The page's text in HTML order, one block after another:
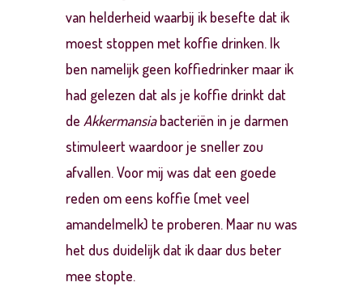
van helderheid waarbij ik besefte dat ik
moest stoppen met koffie drinken. Ik
ben namelijk geen koffiedrinker maar ik
had gelezen dat als je koffie drinkt dat
de Akkermansiabacteriën in je darmen
stimuleert waardoor je sneller zou
afvallen. Voor mij was dat een goede
reden om eens koffie (met veel
amandelmelk) te proberen. Maar nu was
het dus duidelijk dat ik daar dus beter
mee stopte.